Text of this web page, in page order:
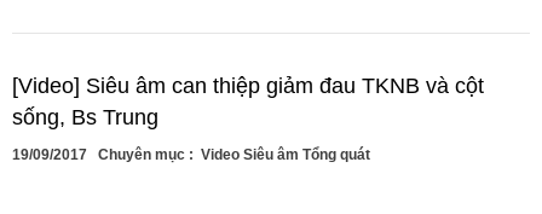
[Video] Siêu âm can thiệp giảm đau TKNB và cột
sống, Bs Trung
19/09/2017 Chuyên mục : Video Siêu âm Tổng quát